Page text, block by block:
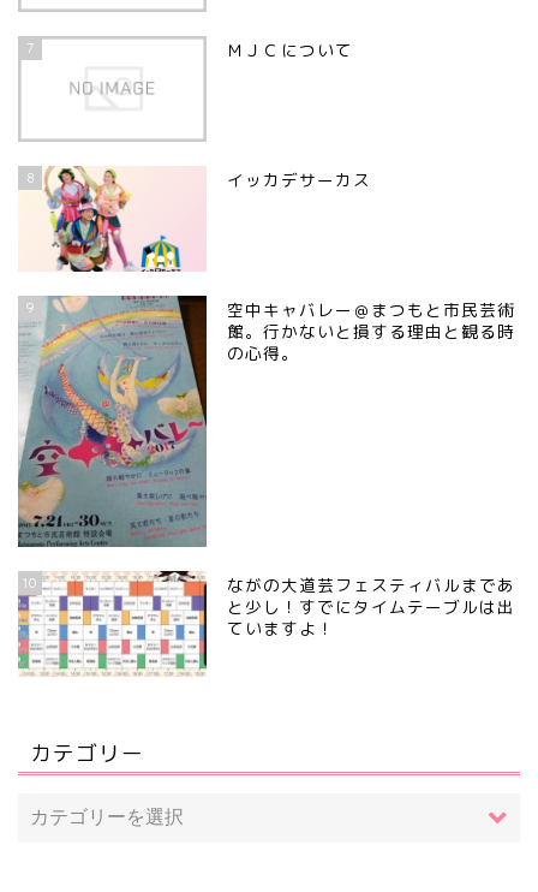
7 ＭＪＣについて
8 イッカデサーカス
9
空中キャバレー＠まつもと市民芸術
館。行かないと損する理由と観る時
の心得。
10
ながの大道芸フェスティバルまであ
と少し！すでにタイムテーブルは出
ていますよ！
カテゴリー